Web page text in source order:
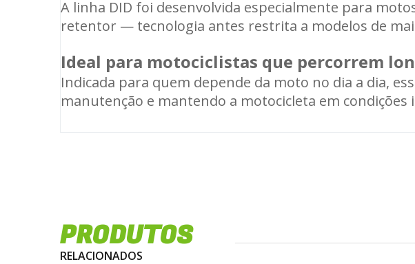
Carregando
A linha DID foi desenvolvida especialmente para
retentor — tecnologia antes restrita a modelos de
Ideal para motociclistas que percorrem
Indicada para quem depende da moto no dia a dia,
manutenção e mantendo a motocicleta em
PRODUTOS
RELACIONADOS